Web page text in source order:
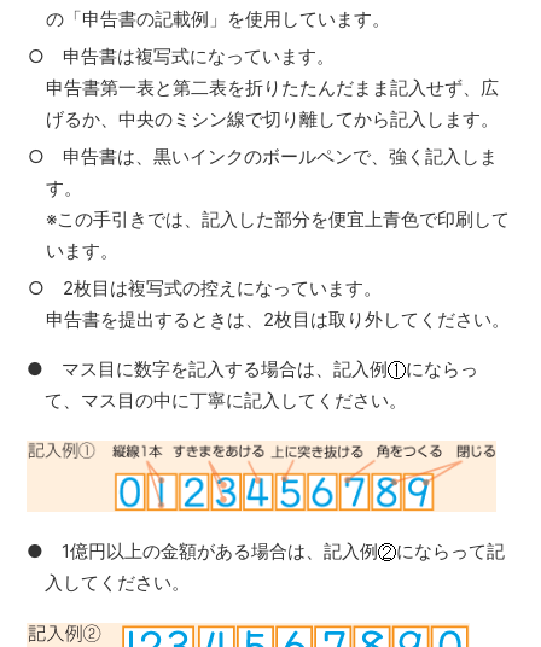
の「申告書の記載例」を使用しています。
○ 申告書は複写式になっています。
申告書第一表と第二表を折りたたんだまま記入せず、広
げるか、中央のミシン線で切り離してから記入します。
○ 申告書は、黒いインクのボールペンで、強く記入しま
す。
※この手引きでは、記入した部分を便宜上青色で印刷して
います。
○ 2枚目は複写式の控えになっています。
申告書を提出するときは、2枚目は取り外してください。
● マス目に数字を記入する場合は、記入例
にならっ
て、マス目の中に丁寧に記入してください。
● 1億円以上の金額がある場合は、記入例
にならって記
入してください。